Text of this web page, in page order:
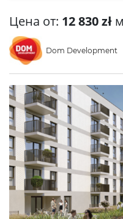
Цена от: 12 830 zł
Dom Development